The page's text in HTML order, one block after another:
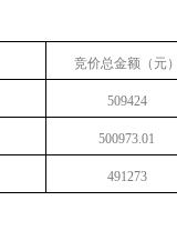
竞价总金额（元
509424
500973.01
491273